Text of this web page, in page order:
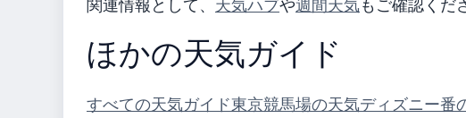
関連情報として、 天気ハブや週間天気もご確認くだ
ほかの天気ガイド
すべての天気ガイド東京競馬場の天気ディズニー番